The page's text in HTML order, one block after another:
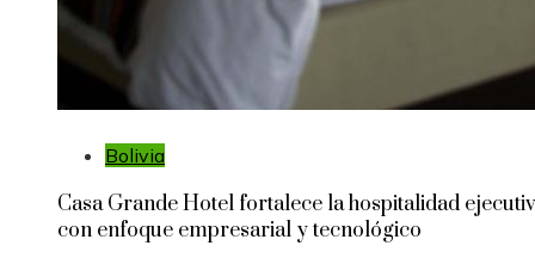
Bolivia
Casa Grande Hotel fortalece la hospitalidad
con enfoque empresarial y tecnológico